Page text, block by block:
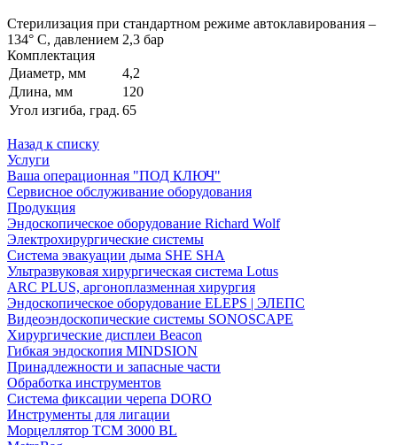
Стерилизация при стандартном режиме автоклавирования –
134° С, давлением 2,3 бар
Комплектация
Диаметр, мм
4,2
Длина, мм
120
Угол изгиба, град. 65
Назад к списку
Услуги
Ваша операционная "ПОД КЛЮЧ"
Сервисное обслуживание оборудования
Продукция
Эндоскопическое оборудование Richard Wolf
Электрохирургические системы
Система эвакуации дыма SHE SHA
Ультразвуковая хирургическая система Lotus
ARC PLUS, аргоноплазменная хирургия
Эндоскопическое оборудование ELEPS | ЭЛЕПС
Видеоэндоскопические системы SONOSCAPE
Хирургические дисплеи Beacon
Гибкая эндоскопия MINDSION
Принадлежности и запасные части
Обработка инструментов
Система фиксации черепа DORO
Инструменты для лигации
Морцеллятор ТСМ 3000 BL